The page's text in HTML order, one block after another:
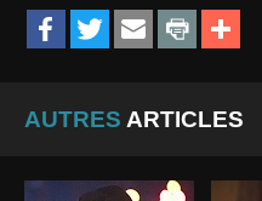
AUTRES ARTICLES